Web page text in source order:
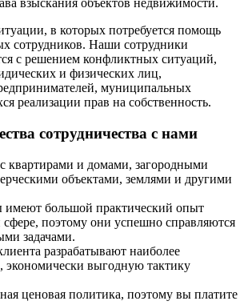
взыскания объектов недвижимости.
в которых потребуется помощь
сотрудников. Наши сотрудники
с решением конфликтных ситуаций,
и физических лиц,
муниципальных
реализации прав на собственность.
сотрудничества с нами
квартирами и домами, загородными
объектами, землями и другими
большой практический опыт
сфере, поэтому они успешно справляются
задачами.
разрабатывают наиболее
экономически выгодную тактику
ценовая политика, поэтому вы платите